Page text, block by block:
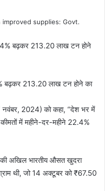
बढ़कर 213.20 लाख टन होने का
नवंबर, 2024) को कहा, “देश भर में
में महीने-दर-महीने 22.4%
अखिल भारतीय औसत खुदरा
थी, जो 14 अक्टूबर को ₹67.50